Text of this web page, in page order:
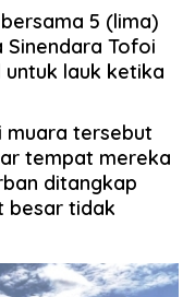
5 (lima)
Sinendara Tofoi
lauk ketika
muara tersebut
tempat mereka
ditangkap
besar tidak